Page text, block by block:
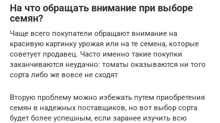
На что обращать внимание при выборе
семян?
Чаще всего покупатели обращают внимание на
красивую картинку урожая или на те семена, которые
советует продавец. Часто именно такие покупки
заканчиваются неудачно: томаты оказываются ни того
сорта либо же вовсе не сходят
Вторую проблему можно избежать путем приобретения
семян в надежных поставщиков, но вот выбор сорта
будет более успешным, если заранее изучить всю